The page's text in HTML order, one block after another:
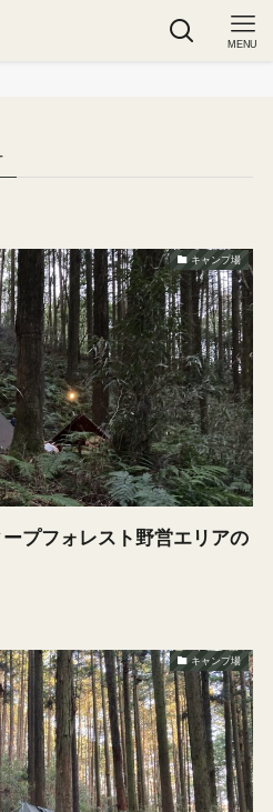
MENU
キャンプ場
ープフォレスト野営エリアの
キャンプ場